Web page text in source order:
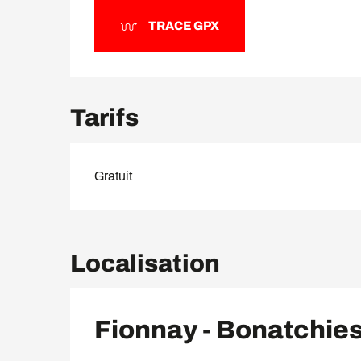
TRACE GPX
Tarifs
Gratuit
Localisation
Fionnay -